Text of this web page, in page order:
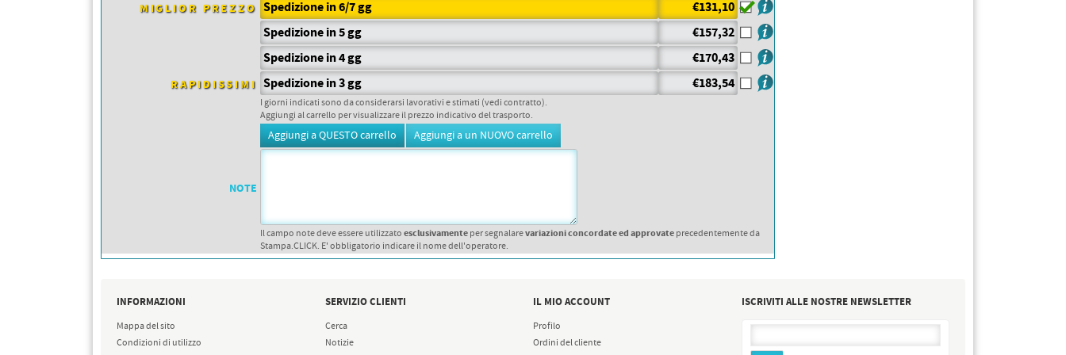
DORSALI TARGHE
MIGLIOR PREZZO Spedizione in 6/7 gg
€131,10
Spedizione in 5 gg
€157,32
Spedizione in 4 gg
€170,43
RAPIDISSIMI Spedizione in 3 gg €183,54
I giorni indicati sono da considerarsi lavorativi e stimati (vedi contratto).
Aggiungi al carrello per visualizzare il prezzo indicativo del trasporto.
NOTE
Il campo note deve essere utilizzatoesclusivamenteper segnalarevariazioni concordate ed approvateprecedentemente da
Stampa.CLICK. E' obbligatorio indicare il nome dell'operatore.
INFORMAZIONI
Mappa del sito
Condizioni di utilizzo
SERVIZIO CLIENTI
Cerca
Notizie
IL MIO ACCOUNT
Profilo
Ordini del cliente
ISCRIVITI ALLE NOSTRE NEWSLETTER